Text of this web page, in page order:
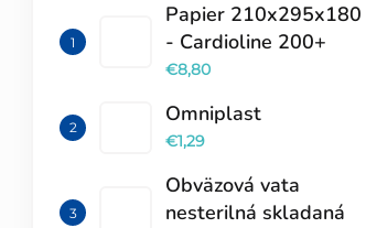
Papier 210x295x180
- Cardioline 200+
€8,80
Omniplast
€1,29
Obväzová vata
nesterilná skladaná